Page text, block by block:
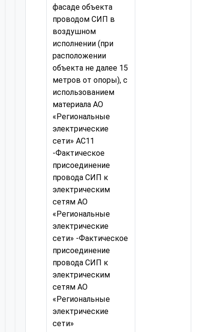
фасаде объекта
проводом СИП в
воздушном
исполнении (при
расположении
объекта не далее 15
метров от опоры), с
использованием
материала АО
«Региональные
электрические
сети» AC11
-Фактическое
присоединение
провода СИП к
электрическим
сетям АО
«Региональные
электрические
сети» -Фактическое
присоединение
провода СИП к
электрическим
сетям АО
«Региональные
электрические
сети»